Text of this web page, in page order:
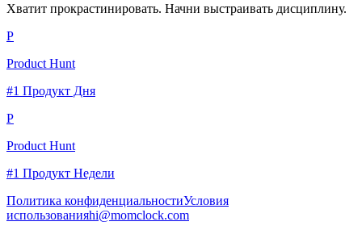
Хватит прокрастинировать. Начни выстраивать дисциплину.
P
Product Hunt
#1 Продукт Дня
P
Product Hunt
#1 Продукт Недели
Политика конфиденциальностиУсловия
использованияhi@momclock.com